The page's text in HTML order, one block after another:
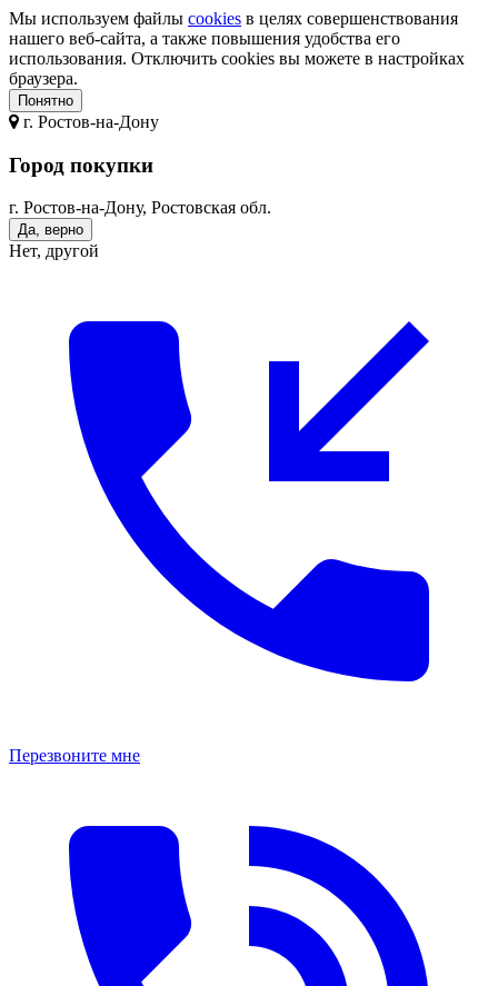
Мы используем файлы cookies в целях совершенствования
нашего веб-сайта, а также повышения удобства его
использования. Отключить cookies вы можете в настройках
браузера.
Понятно
г. Ростов-на-Дону
Город покупки
г. Ростов-на-Дону, Ростовская обл.
Да, верно
Нет, другой
Перезвоните мне